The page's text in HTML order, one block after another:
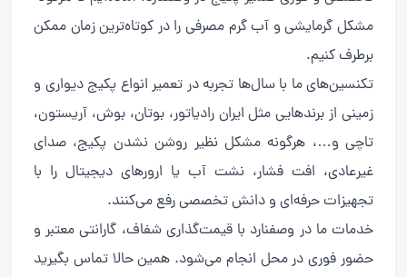
مشکل گرمایشی و آب گرم مصرفی را در کوتاه‌ترین زمان ممکن
برطرف کنیم.
تکنسین‌های ما با سال‌ها تجربه در تعمیر انواع پکیج‌ دیواری و
زمینی از برندهایی مثل ایران رادیاتور، بوتان، بوش، آریستون،
تاچی و…، هرگونه مشکل نظیر روشن نشدن پکیج، صدای
غیرعادی، افت فشار، نشت آب یا ارورهای دیجیتال را با
تجهیزات حرفه‌ای و دانش تخصصی رفع می‌کنند.
خدمات ما در وصفنارد با قیمت‌گذاری شفاف، گارانتی معتبر و
حضور فوری در محل انجام می‌شود. همین حالا تماس بگیرید